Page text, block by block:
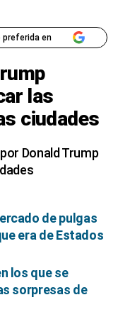
preferida en
las
ciudades
Donald Trump
de pulgas
era de Estados
los que se
sorpresas de